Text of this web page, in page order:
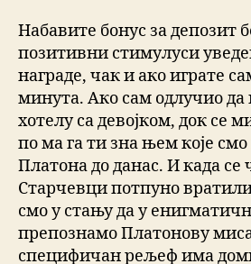
Набавите бонус за депозит
позитивни стимулуси
награде, чак и ако играте
минута. Ако сам одлучио
хотелу са девојком, док се
по ма га ти зна њем које
Платона до данас. И када се
Старчевци потпуно
смо у стању да у
препознамо Платонову
специфичан рељеф има